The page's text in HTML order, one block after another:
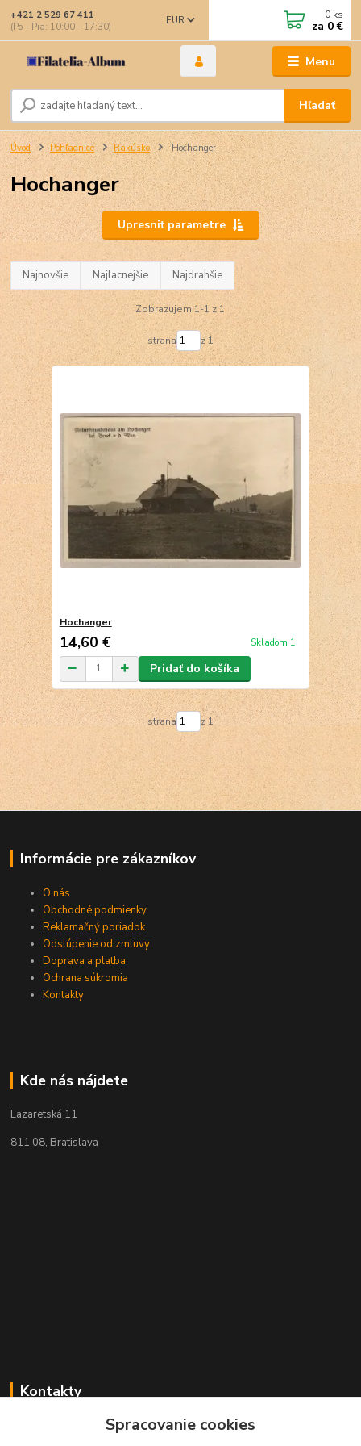
Menu
EUR
Hľadať
+421 2 529 67 411
(Po - Pia: 10:00 - 17:30)
0 ks
za 0 €
Úvod Pohľadnice Rakúsko Hochanger
Hochanger
Upresniť parametre
Najnovšie Najlacnejšie Najdrahšie
Zobrazujem 1-1 z 1
strana z 1
Hochanger
14,60 € Skladom 1
Pridať do košíka
strana z 1
Informácie pre zákazníkov
O nás
Obchodné podmienky
Reklamačný poriadok
Odstúpenie od zmluvy
Doprava a platba
Ochrana súkromia
Kontakty
Kde nás nájdete
Lazaretská 11
811 08, Bratislava
Kontakty
+421 2 529 67 411Spracovanie cookies